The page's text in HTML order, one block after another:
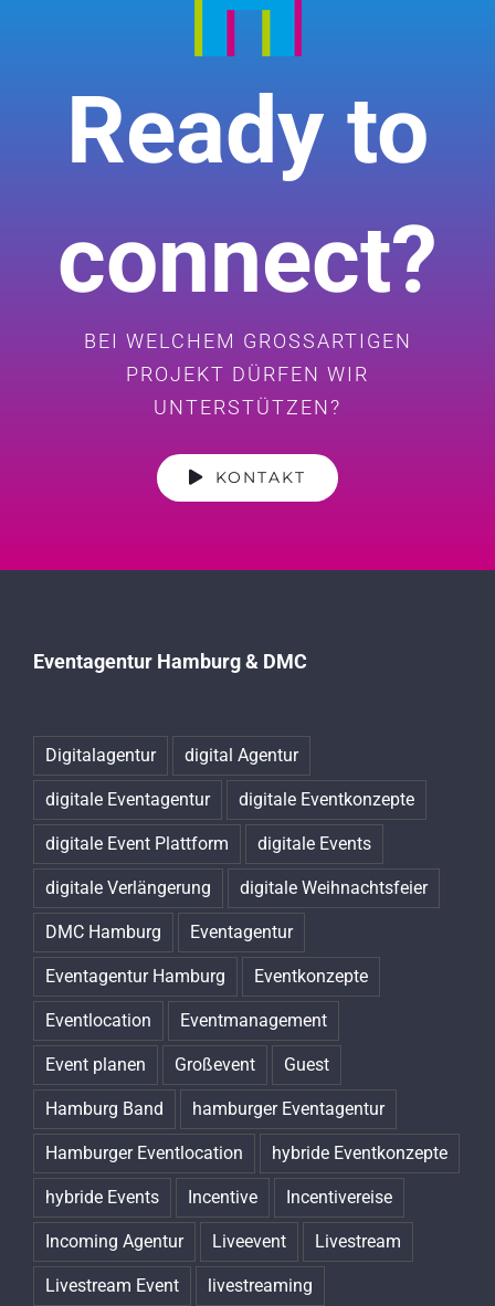
Ready to
connect?
BEI WELCHEM GROSSARTIGEN
PROJEKT DÜRFEN WIR
UNTERSTÜTZEN?
KONTAKT
Eventagentur Hamburg & DMC
Digitalagentur digital Agentur
digitale Eventagentur digitale Eventkonzepte
digitale Event Plattform digitale Events
digitale Verlängerung digitale Weihnachtsfeier
DMC Hamburg Eventagentur
Eventagentur Hamburg Eventkonzepte
Eventlocation Eventmanagement
Event planen Großevent Guest
Hamburg Band hamburger Eventagentur
Hamburger Eventlocation hybride Eventkonzepte
hybride Events Incentive Incentivereise
Incoming Agentur Liveevent Livestream
Livestream Event livestreaming